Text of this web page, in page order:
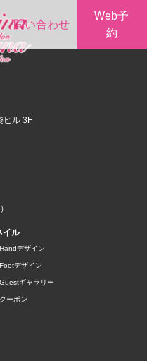
問い合わせ
Web予
約
ビル 3F
イル
Handデザイン
Footデザイン
Guestギャラリー
クーポン